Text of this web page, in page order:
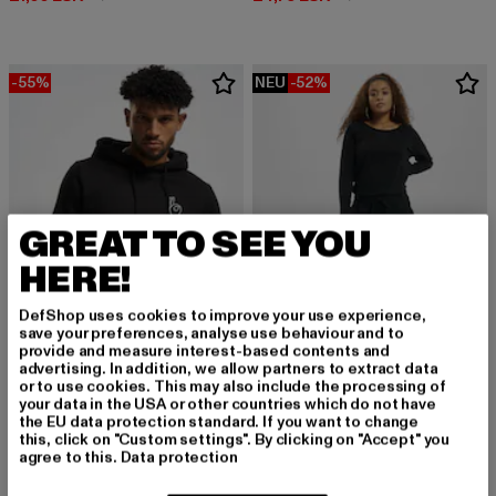
-55%
MISTER TEE
Easy Sign
18,00 EUR
Derzeitiger Preis: 18,00 EUR
39,99 EURAktionspreis: 39,99 EUR
NEU -52%
URBAN CLASSICS
Longsleeve Terry
24,00 EUR
Derzeitiger Preis: 24,00 EUR
49,99 EURAktionspreis:
GREAT TO SEE YOU
HERE!
DefShop uses cookies to improve your use experience,
save your preferences, analyse use behaviour and to
provide and measure interest-based contents and
advertising. In addition, we allow partners to extract data
or to use cookies. This may also include the processing of
your data in the USA or other countries which do not have
the EU data protection standard. If you want to change
this, click on "Custom settings". By clicking on "Accept" you
agree to this. Data protection